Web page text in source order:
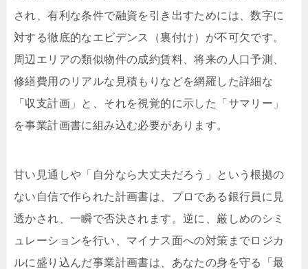
され、有利な条件で融資を引き出すためには、数字に
対する徹底的なエビデンス（裏付け）が不可欠です。
周辺エリアの類似物件の成約賃料、将来の人口予測、
修繕費用のリアルな見積もりなどを網羅した詳細な
「収支計画」と、それを視覚的に示した「サマリー」
を事業計画書に組み込む必要があります。
甘い見通しや「自分なら大丈夫だろう」という根拠の
ない自信で作られた計画書は、プロである銀行員に見
透かされ、一瞬で否決されます。逆に、厳しめのシミ
ュレーションを行い、マイナス面への対策までロジカ
ルに盛り込んだ事業計画書は、あなたの身を守る「最